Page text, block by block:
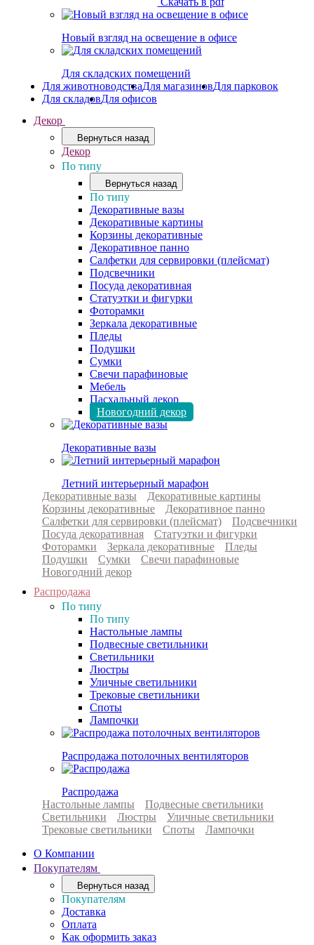
Новый взгляд на освещение в офисе
Для складских помещений
Для животноводстваДля магазиновДля парковок
Для складовДля офисов
Декор
Вернуться назад
Декор
По типу
Вернуться назад
По типу
Декоративные вазы
Декоративные картины
Корзины декоративные
Декоративное панно
Салфетки для сервировки (плейсмат)
Подсвечники
Посуда декоративная
Статуэтки и фигурки
Фоторамки
Зеркала декоративные
Пледы
Подушки
Сумки
Свечи парафиновые
Мебель
Пасхальный декор
Новогодний декор
Декоративные вазы
Летний интерьерный марафон
Декоративные вазы
Декоративные картины
Корзины декоративные
Декоративное панно
Салфетки для сервировки (плейсмат)
Подсвечники
Посуда декоративная
Статуэтки и фигурки
Фоторамки
Зеркала декоративные
Пледы
Подушки
Сумки
Свечи парафиновые
Новогодний декор
Распродажа
По типу
По типу
Настольные лампы
Подвесные светильники
Светильники
Люстры
Уличные светильники
Трековые светильники
Споты
Лампочки
Распродажа потолочных вентиляторов
Распродажа
Настольные лампы
Подвесные светильники
Светильники
Люстры
Уличные светильники
Трековые светильники
Споты
Лампочки
О Компании
Покупателям
Вернуться назад
Покупателям
Доставка
Оплата
Как оформить заказ